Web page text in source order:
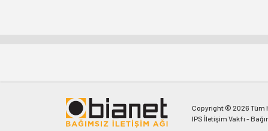
Copyright © 2026 Tüm
IPS İletişim Vakfı -